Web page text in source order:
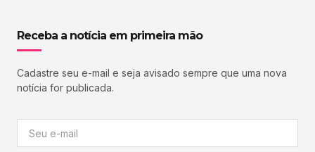
Receba a notícia em primeira mão
Cadastre seu e-mail e seja avisado sempre que uma nova
notícia for publicada.